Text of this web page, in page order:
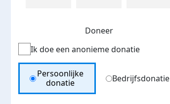
Doneer
Ik doe een anonieme donatie
Donation Type
Persoonlijke
donatie
Bedrijfsdonatie